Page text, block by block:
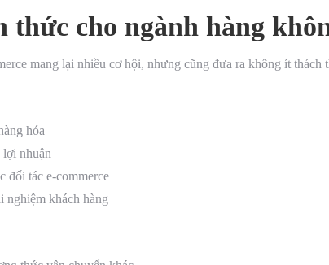
thức cho ngành hàng
mang lại nhiều cơ hội, nhưng cũng đưa ra không ít thách
hóa
lợi nhuận
đối tác e-commerce
nghiệm khách hàng